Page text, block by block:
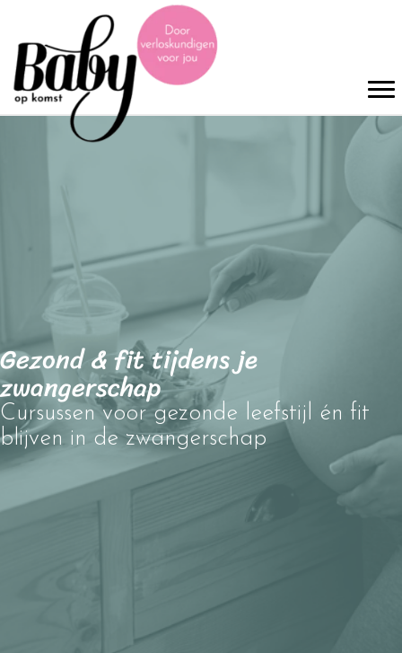
Gezond & fit tijdens je
zwangerschap
Cursussen voor gezonde leefstijl én fit
blijven in de zwangerschap